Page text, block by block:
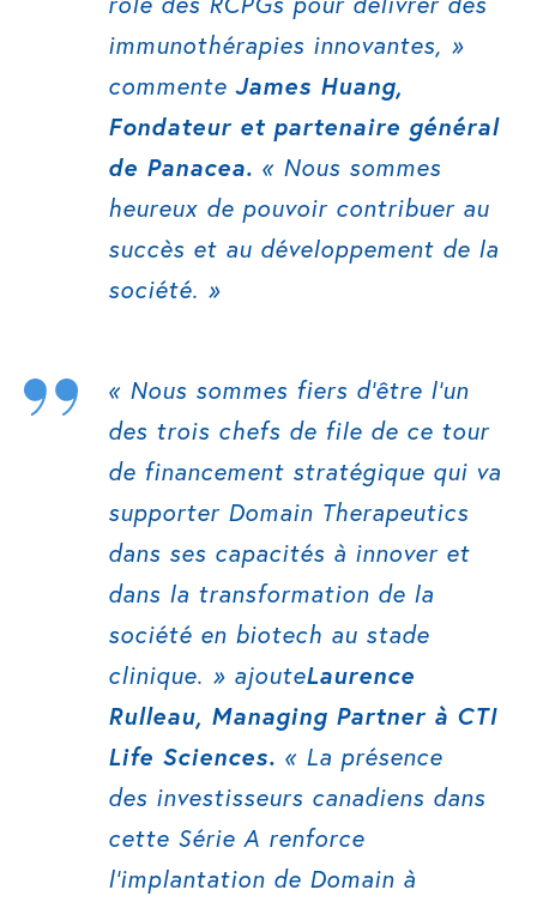
immunothérapies innovantes, »
commente James Huang,
Fondateur et partenaire général
de Panacea. « Nous sommes
heureux de pouvoir contribuer au
succès et au développement de la
société. »
« Nous sommes fiers d’être l’un
des trois chefs de file de ce tour
de financement stratégique qui va
supporter Domain Therapeutics
dans ses capacités à innover et
dans la transformation de la
société en biotech au stade
clinique. » ajouteLaurence
Rulleau, Managing Partner à CTI
Life Sciences. « La présence
des investisseurs canadiens dans
cette Série A renforce
l’implantation de Domain à